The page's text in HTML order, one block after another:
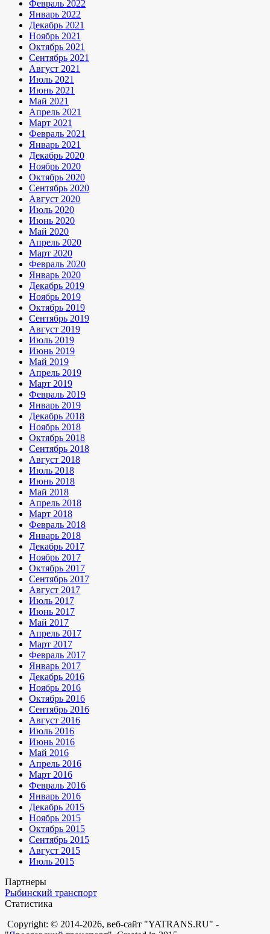
Февраль 2022
Январь 2022
Декабрь 2021
Ноябрь 2021
Октябрь 2021
Сентябрь 2021
Август 2021
Июль 2021
Июнь 2021
Май 2021
Апрель 2021
Март 2021
Февраль 2021
Январь 2021
Декабрь 2020
Ноябрь 2020
Октябрь 2020
Сентябрь 2020
Август 2020
Июль 2020
Июнь 2020
Май 2020
Апрель 2020
Март 2020
Февраль 2020
Январь 2020
Декабрь 2019
Ноябрь 2019
Октябрь 2019
Сентябрь 2019
Август 2019
Июль 2019
Июнь 2019
Май 2019
Апрель 2019
Март 2019
Февраль 2019
Январь 2019
Декабрь 2018
Ноябрь 2018
Октябрь 2018
Сентябрь 2018
Август 2018
Июль 2018
Июнь 2018
Май 2018
Апрель 2018
Март 2018
Февраль 2018
Январь 2018
Декабрь 2017
Ноябрь 2017
Октябрь 2017
Сентябрь 2017
Август 2017
Июль 2017
Июнь 2017
Май 2017
Апрель 2017
Март 2017
Февраль 2017
Январь 2017
Декабрь 2016
Ноябрь 2016
Октябрь 2016
Сентябрь 2016
Август 2016
Июль 2016
Июнь 2016
Май 2016
Апрель 2016
Март 2016
Февраль 2016
Январь 2016
Декабрь 2015
Ноябрь 2015
Октябрь 2015
Сентябрь 2015
Август 2015
Июль 2015
Партнеры
Рыбинский транспорт
Статистика
Copyright: © 2014-2026, веб-сайт "YATRANS.RU" -